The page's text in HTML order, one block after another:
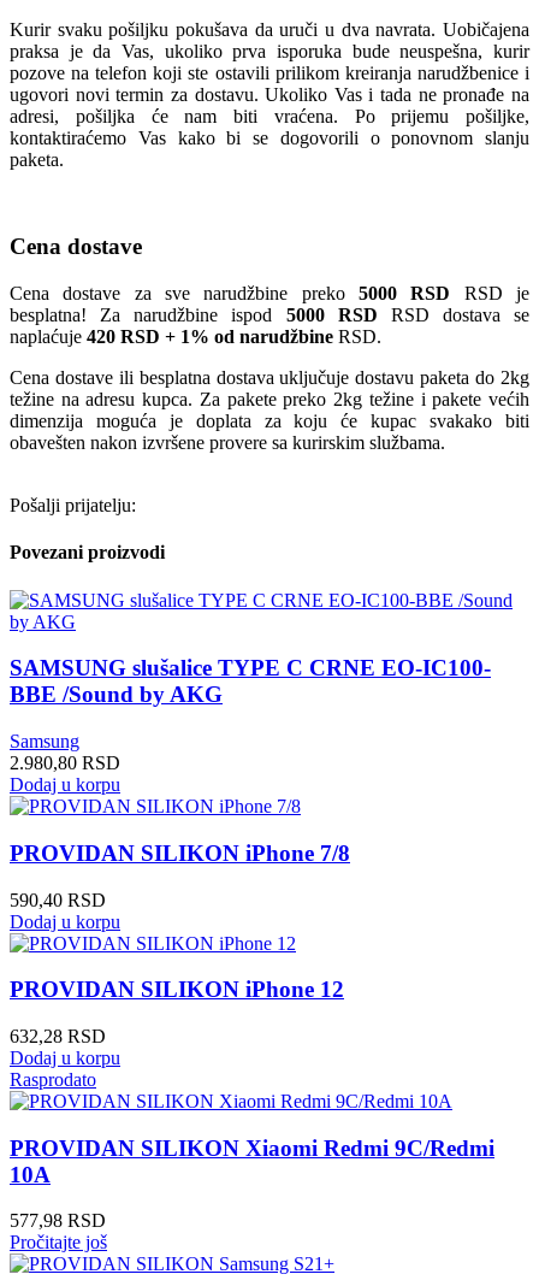
Kurir svaku pošiljku pokušava da uruči u dva navrata. Uobičajena
praksa je da Vas, ukoliko prva isporuka bude neuspešna, kurir
pozove na telefon koji ste ostavili prilikom kreiranja narudžbenice i
ugovori novi termin za dostavu. Ukoliko Vas i tada ne pronađe na
adresi, pošiljka će nam biti vraćena. Po prijemu pošiljke,
kontaktiraćemo Vas kako bi se dogovorili o ponovnom slanju
paketa.
Cena dostave
Cena dostave za sve narudžbine preko 5000 RSD RSD je
besplatna! Za narudžbine ispod 5000 RSD RSD dostava se
naplaćuje 420 RSD + 1% od narudžbine RSD.
Cena dostave ili besplatna dostava uključuje dostavu paketa do 2kg
težine na adresu kupca. Za pakete preko 2kg težine i pakete većih
dimenzija moguća je doplata za koju će kupac svakako biti
obavešten nakon izvršene provere sa kurirskim službama.
Pošalji prijatelju:
Povezani proizvodi
SAMSUNG slušalice TYPE C CRNE EO-IC100-
BBE /Sound by AKG
Samsung
2.980,80 RSD
Dodaj u korpu
PROVIDAN SILIKON iPhone 7/8
590,40 RSD
Dodaj u korpu
PROVIDAN SILIKON iPhone 12
632,28 RSD
Dodaj u korpu
Rasprodato
PROVIDAN SILIKON Xiaomi Redmi 9C/Redmi
10A
577,98 RSD
Pročitajte još